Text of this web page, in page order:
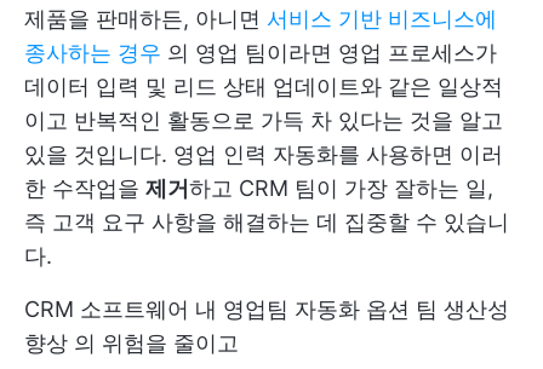
제품을 판매하든, 아니면 서비스 기반 비즈니스에
종사하는 경우 의 영업 팀이라면 영업 프로세스가
데이터 입력 및 리드 상태 업데이트와 같은 일상적
이고 반복적인 활동으로 가득 차 있다는 것을 알고
있을 것입니다. 영업 인력 자동화를 사용하면 이러
한 수작업을 제거하고 CRM 팀이 가장 잘하는 일,
즉 고객 요구 사항을 해결하는 데 집중할 수 있습니
다.
CRM 소프트웨어 내 영업팀 자동화 옵션 팀 생산성
향상 의 위험을 줄이고